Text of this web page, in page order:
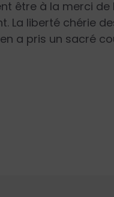
être à la merci de
La liberté chérie
a pris un sacré